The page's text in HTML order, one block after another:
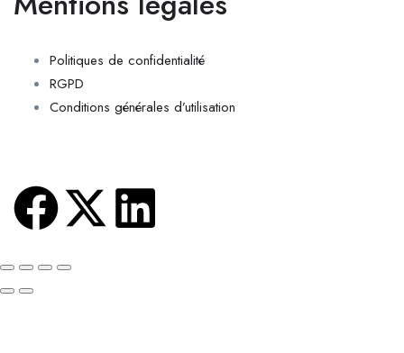
Politiques de confidentialité
RGPD
Conditions générales d’utilisation